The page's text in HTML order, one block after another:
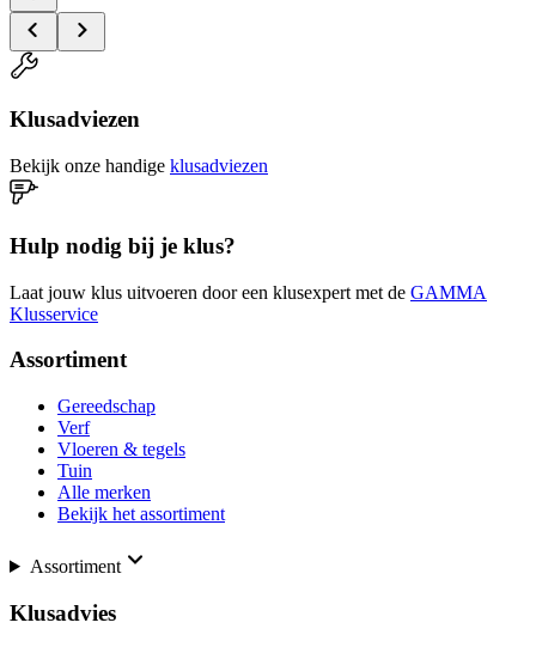
Klusadviezen
Bekijk onze handige klusadviezen
Hulp nodig bij je klus?
Laat jouw klus uitvoeren door een klusexpert met de GAMMA
Klusservice
Assortiment
Gereedschap
Verf
Vloeren & tegels
Tuin
Alle merken
Bekijk het assortiment
Assortiment
Klusadvies